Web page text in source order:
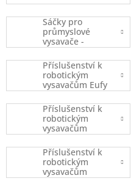
Sáčky pro
průmyslové
vysavače -
kusový prodej
Příslušenství k
robotickým
vysavačům Eufy
Robovac
Příslušenství k
robotickým
vysavačům
Xiaomi
Příslušenství k
robotickým
vysavačům
(ostatní značky)